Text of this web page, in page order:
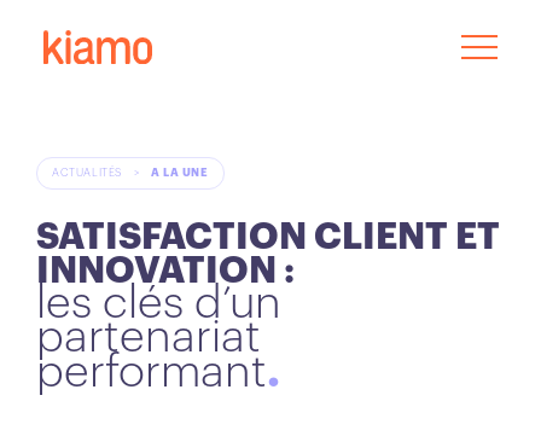
ACTUALITÉS > A LA UNE
SATISFACTION CLIENT ET
INNOVATION :
les clés d’un
partenariat
performant